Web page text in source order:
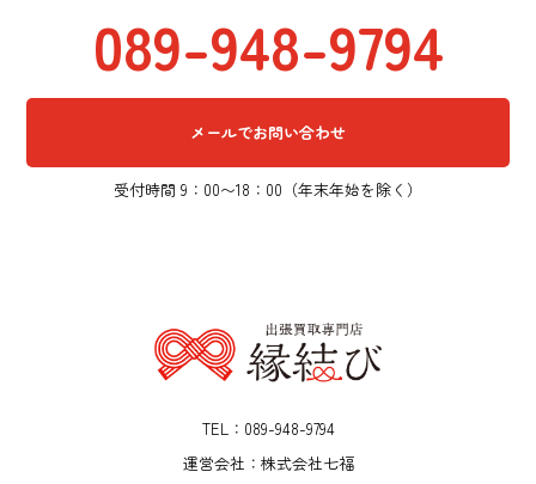
089-948-9794
メールでお問い合わせ
受付時間 9：00〜18：00（年末年始を除く）
TEL：089-948-9794
運営会社：株式会社七福